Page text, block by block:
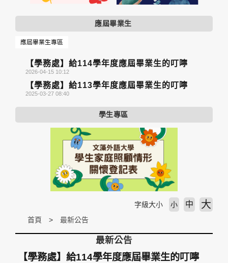
應屆畢業生
應屆畢業生專區
【學務處】給114學年度應屆畢業生的叮嚀
2026-04-15 10:12
【學務處】給113學年度應屆畢業生的叮嚀
2025-03-27 08:40
學生專區
首頁 最新公告
字級大小 小 中 大
最新公告
【學務處】給114學年度應屆畢業生的叮嚀